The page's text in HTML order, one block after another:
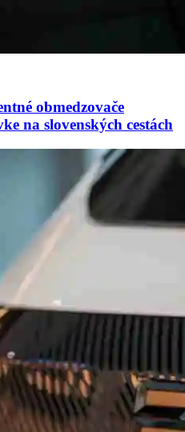
obmedzovače
na slovenských cestách